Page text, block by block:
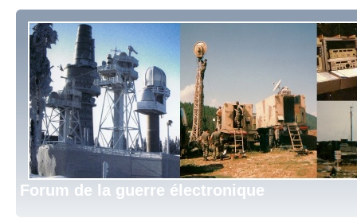
Forum de la guerre électronique